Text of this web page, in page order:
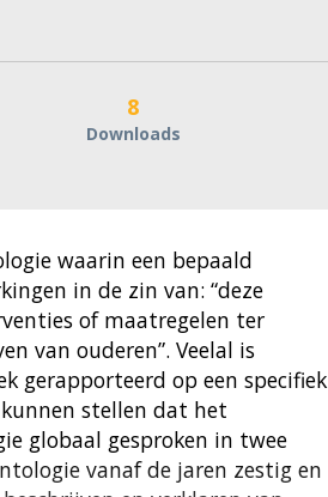
8
Downloads
waarin een bepaald
in de zin van: “deze
of maatregelen ter
van ouderen”. Veelal is
gerapporteerd op een specifiek
stellen dat het
globaal gesproken in twee
vanaf de jaren zestig en